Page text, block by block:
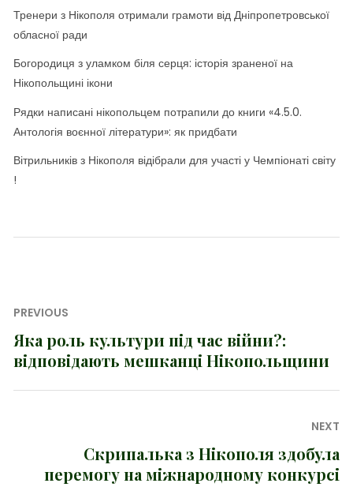
Тренери з Нікополя отримали грамоти від Дніпропетровської
обласної ради
Богородиця з уламком біля серця: історія зраненої на
Нікопольщині ікони
Рядки написані нікопольцем потрапили до книги «4.5.0.
Антологія воєнної літератури»: як придбати
Вітрильників з Нікополя відібрали для участі у Чемпіонаті світу
!
Навігація
записів
PREVIOUS
Previous
post:
Яка роль культури під час війни?:
відповідають мешканці Нікопольщини
NEXT
Скрипалька з Нікополя здобула
перемогу на міжнародному конкурсі